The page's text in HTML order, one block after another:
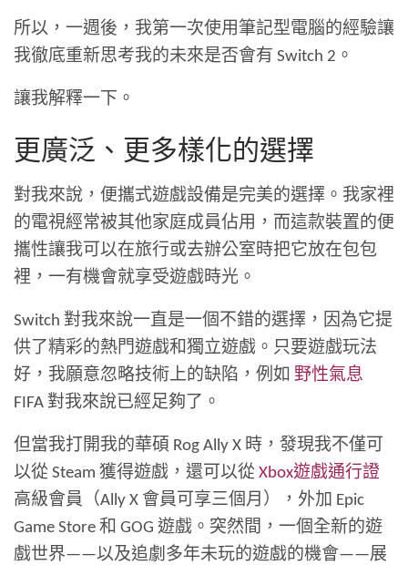
所以，一週後，我第一次使用筆記型電腦的經驗讓
我徹底重新思考我的未來是否會有 Switch 2。
讓我解釋一下。
更廣泛、更多樣化的選擇
對我來說，便攜式遊戲設備是完美的選擇。我家裡
的電視經常被其他家庭成員佔用，而這款裝置的便
攜性讓我可以在旅行或去辦公室時把它放在包包
裡，一有機會就享受遊戲時光。
Switch 對我來說一直是一個不錯的選擇，因為它提
供了精彩的熱門遊戲和獨立遊戲。只要遊戲玩法
好，我願意忽略技術上的缺陷，例如 野性氣息
FIFA 對我來說已經足夠了。
但當我打開我的華碩 Rog Ally X 時，發現我不僅可
以從 Steam 獲得遊戲，還可以從 Xbox遊戲通行證
高級會員（Ally X 會員可享三個月），外加 Epic
Game Store 和 GOG 遊戲。突然間，一個全新的遊
戲世界——以及追劇多年未玩的遊戲的機會——展